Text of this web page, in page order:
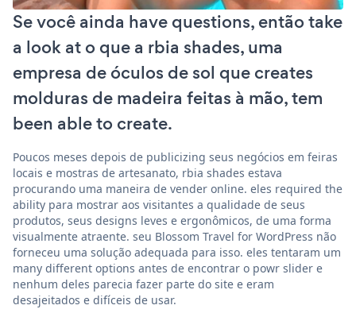
Se você ainda have questions, então take
a look at o que a rbia shades, uma
empresa de óculos de sol que creates
molduras de madeira feitas à mão, tem
been able to create.
Poucos meses depois de publicizing seus negócios em feiras
locais e mostras de artesanato, rbia shades estava
procurando uma maneira de vender online. eles required the
ability para mostrar aos visitantes a qualidade de seus
produtos, seus designs leves e ergonômicos, de uma forma
visualmente atraente. seu Blossom Travel for WordPress não
forneceu uma solução adequada para isso. eles tentaram um
many different options antes de encontrar o powr slider e
nenhum deles parecia fazer parte do site e eram
desajeitados e difíceis de usar.